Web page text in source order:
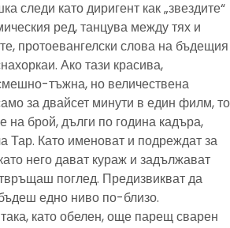
следи като диригент как „звездите“
ред, танцува между тях и
протоевангелски слова на бъдещия
Ако тази красива,
тъжна, но величествена
за двайсет минути в един филм, то
на брой, дълги по година кадъра,
Тар. Като именоват и подреждат за
него дават кураж и задължават
поглед. Предизвикват да
едно ниво по-близо.
като обелен, още парещ сварен